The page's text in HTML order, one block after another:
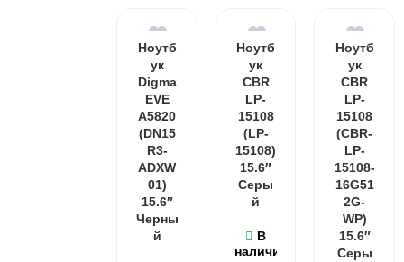
Ноутб
ук
Digma
EVE
A5820
(DN15
R3-
ADXW
01)
15.6″
Черны
й
Ноутб
ук
CBR
LP-
15108
(LP-
15108)
15.6″
Серы
й
В
наличии
Ноутб
ук
CBR
LP-
15108
(CBR-
LP-
15108-
16G51
2G-
WP)
15.6″
Серы